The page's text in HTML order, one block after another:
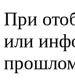
При
или